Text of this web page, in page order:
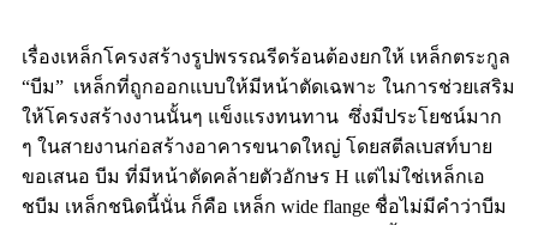
เรื่องเหล็กโครงสร้างรูปพรรณรีดร้อนต้องยกให้ เหล็กตระกูล
“บีม” เหล็กที่ถูกออกแบบให้มีหน้าตัดเฉพาะ ในการช่วยเสริม
ให้โครงสร้างงานนั้นๆ แข็งแรงทนทาน ซึ่งมีประโยชน์มาก
ๆ ในสายงานก่อสร้างอาคารขนาดใหญ่ โดยสตีลเบสท์บาย
ขอเสนอ บีม ที่มีหน้าตัดคล้ายตัวอักษร H แต่ไม่ใช่เหล็กเอ
ชบีม เหล็กชนิดนี้นั่น ก็คือ เหล็ก wide flange ชื่อไม่มีคำว่าบีม